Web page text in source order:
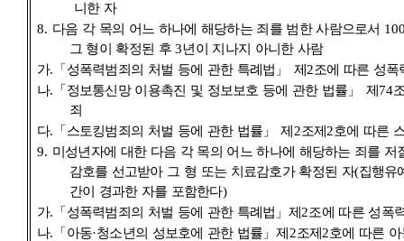
니한 자
8. 다음 각 목의 어느 하나에 해당하는 죄를 범한 사람으로서
그 형이 확정된 후3년이 지나지 아니한 사람
가. 「 성폭력범죄의 처벌 등에 관한 특례법 」 제 2조에 따른 성폭
나. 「 정보통신망 이용촉진 및 정보보호 등에 관한 법률 」 제 74
죄
다. 「 스토킹범죄의 처벌 등에 관한 법률 」제 2조제 2호에 따른
9. 미성년자에 대한 다음 각 목의 어느 하나에 해당하는 죄를 저
감호를 선고받아 그 형 또는 치료감호가 확정된 자(집행유
간이 경과한 자를 포함한다)
가. 「 성폭력범죄의 처벌 등에 관한 특례법 」제 2조에 따른 성폭
나. 「 아동·청소년의 성보호에 관한 법률 」제 2조제 2호에 따른 아